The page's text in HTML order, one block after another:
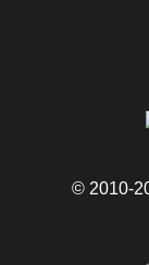
© 2010-